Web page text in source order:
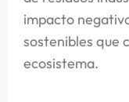
impacto
sostenibles que
ecosistema.